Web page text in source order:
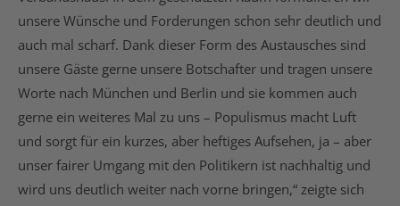
unsere Wünsche und Forderungen schon sehr deutlich und
auch mal scharf. Dank dieser Form des Austausches sind
unsere Gäste gerne unsere Botschafter und tragen unsere
Worte nach München und Berlin und sie kommen auch
gerne ein weiteres Mal zu uns – Populismus macht Luft
und sorgt für ein kurzes, aber heftiges Aufsehen, ja – aber
unser fairer Umgang mit den Politikern ist nachhaltig und
wird uns deutlich weiter nach vorne bringen,“ zeigte sich